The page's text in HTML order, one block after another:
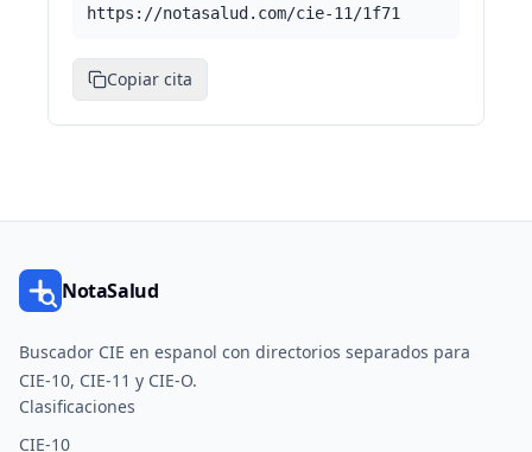
https://notasalud.com/cie-11/1f71
Copiar cita
NotaSalud
Buscador CIE en espanol con directorios separados para
CIE-10, CIE-11 y CIE-O.
Clasificaciones
CIE-10